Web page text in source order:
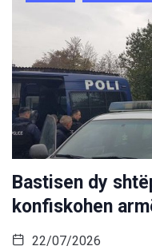
Bastisen dy
konfiskohen
22/07/2026